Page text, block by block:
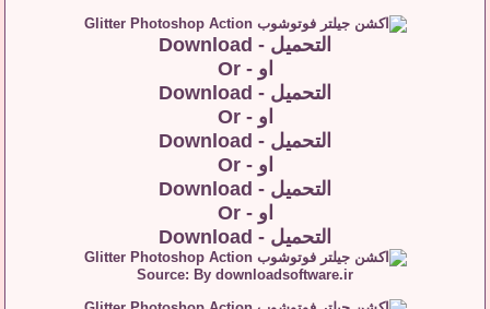
التحميل - Download
او - Or
التحميل - Download
او - Or
التحميل - Download
او - Or
التحميل - Download
او - Or
التحميل - Download
Source: By downloadsoftware.ir